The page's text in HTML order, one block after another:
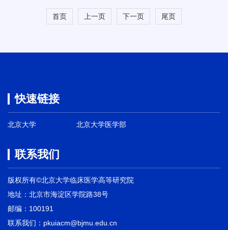
首页 上一页 下一页 尾页
快速链接
北京大学 北京大学医学部
联系我们
版权所有©北京大学临床医学高等研究院
地址：北京市海淀区学院路38号
邮编：100191
联系我们：pkuiacm@bjmu.edu.cn